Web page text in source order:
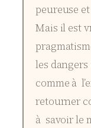
peureuse
Mais il est
les
comme à
retourner
à savoir le